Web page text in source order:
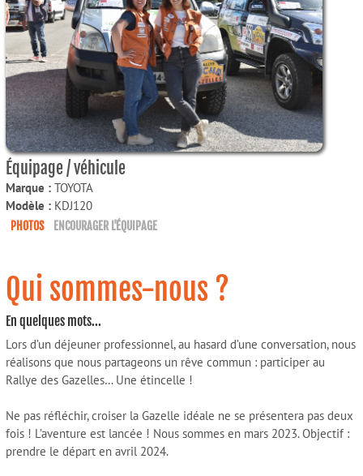
Équipage / véhicule
Marque : TOYOTA
Modèle : KDJ120
PHOTOS ENCOURAGER L'ÉQUIPAGE
Qui sommes-nous ?
En quelques mots...
Lors d’un déjeuner professionnel, au hasard d’une conversation, nous
réalisons que nous partageons un rêve commun : participer au
Rallye des Gazelles… Une étincelle !
Ne pas réfléchir, croiser la Gazelle idéale ne se présentera pas deux
fois ! L’aventure est lancée ! Nous sommes en mars 2023. Objectif :
prendre le départ en avril 2024.